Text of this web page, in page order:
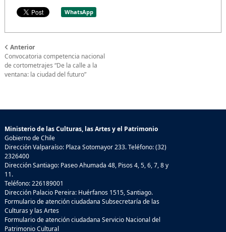
WhatsApp
Anterior
Convocatoria competencia nacional
de cortometrajes “De la calle a la
ventana: la ciudad del futuro”
Ministerio de las Culturas, las Artes y el Patrimonio
Gobierno de Chile
Dirección Valparaíso: Plaza Sotomayor 233. Teléfono: (32)
2326400
Dirección Santiago: Paseo Ahumada 48, Pisos 4, 5, 6, 7, 8 y
11.
Teléfono: 226189001
Dirección Palacio Pereira: Huérfanos 1515, Santiago.
Formulario de atención ciudadana Subsecretaría de las
Culturas y las Artes
Formulario de atención ciudadana Servicio Nacional del
Patrimonio Cultural